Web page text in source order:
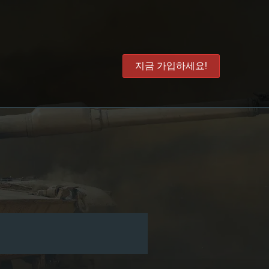
지금 가입하세요!